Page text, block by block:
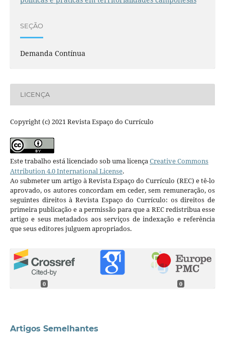
SEÇÃO
Demanda Contínua
LICENÇA
Copyright (c) 2021 Revista Espaço do Currículo
Este trabalho está licenciado sob uma licençaCreative Commons
Attribution 4.0 International License.
Ao submeter um artigo à Revista Espaço do Currículo (REC) e tê-lo
aprovado, os autores concordam em ceder, sem remuneração, os
seguintes direitos à Revista Espaço do Currículo: os direitos de
primeira publicação e a permissão para que a REC redistribua esse
artigo e seus metadados aos serviços de indexação e referência
que seus editores julguem apropriados.
0 0
Artigos Semelhantes